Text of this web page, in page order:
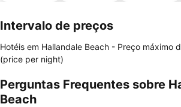
Intervalo de preços
Hotéis em Hallandale Beach - Preço máximo
(price per night)
Perguntas Frequentes sobre
Beach